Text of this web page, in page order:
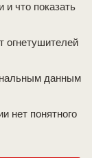
и что показать
огнетушителей
данным
нет понятного